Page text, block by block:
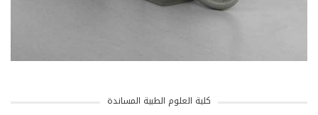
كلية العلوم الطبية المساندة